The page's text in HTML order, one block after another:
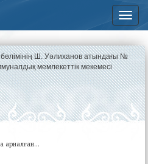
Ш. Уәлиханов атындағы №
мемлекеттік мекемесі
арналған...